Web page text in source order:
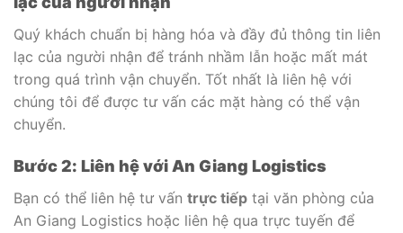
Quý khách chuẩn bị hàng hóa và đầy đủ thông tin liên
lạc của người nhận để tránh nhầm lẫn hoặc mất mát
trong quá trình vận chuyển. Tốt nhất là liên hệ với
chúng tôi để được tư vấn các mặt hàng có thể vận
chuyển.
Bước 2: Liên hệ với An Giang Logistics
Bạn có thể liên hệ tư vấn trực tiếp tại văn phòng của
An Giang Logistics hoặc liên hệ qua trực tuyến để